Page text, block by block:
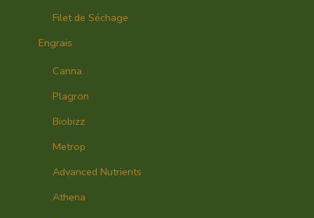
Filet de Séchage
Engrais
Canna
Plagron
Biobizz
Metrop
Advanced Nutrients
Athena